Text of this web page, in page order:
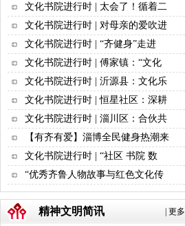
文化书院进行时 | 太会了！循着二
文化书院进行时 | 对母亲的爱吹进
文化书院进行时 | “齐健身”走进
文化书院进行时 | 傅家镇：“文化
文化书院进行时 | 沂源县：文化乐
文化书院进行时 | 恒星社区：深耕
文化书院进行时 | 淄川区：合伙共
【有齐有爱】淄博全民健身热潮来
文化书院进行时 | “社区 书院 数
“优秀齐鲁人物故事与红色文化传
更多
精神文明简讯